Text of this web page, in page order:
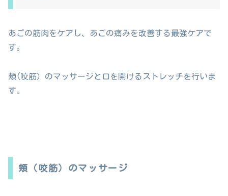
あごの筋肉をケアし、あごの痛みを改善する最強ケアで
す。
頬(咬筋）のマッサージと口を開けるストレッチを行いま
す。
頬（咬筋）のマッサージ